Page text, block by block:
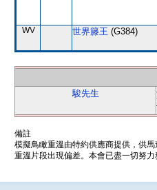
WV 世界籐王 (G384)
駿先生
備註
模擬鳥瞰重溫由特約供應商提供，供
重溫片段出現偏差。本會已盡一切努